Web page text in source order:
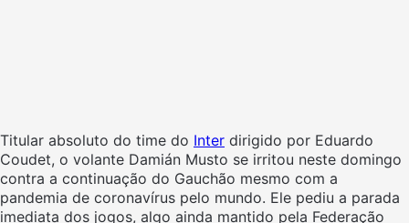
Titular absoluto do time do Inter dirigido por Eduardo
Coudet, o volante Damián Musto se irritou neste domingo
contra a continuação do Gauchão mesmo com a
pandemia de coronavírus pelo mundo. Ele pediu a parada
imediata dos jogos, algo ainda mantido pela Federação